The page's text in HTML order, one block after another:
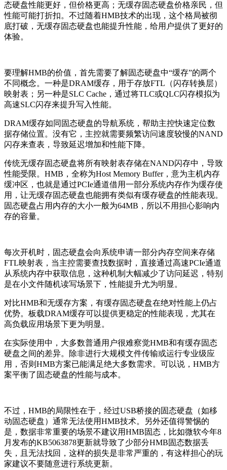
态硬盘性能更好，但价格更高；无缓存固态硬盘价格亲民，但
性能可能打折扣。不过随着HMB技术的出现，这个格局被彻
底打破，无缓存固态硬盘也能提升性能，给用户提供了更好的
体验。
要理解HMB的价值，首先需要了解固态硬盘中“缓存”的两个
不同概念。一种是DRAM缓存，用于存放FTL（闪存转换层）
映射表；另一种是SLC Cache，通过将TLC或QLC闪存模拟为
高速SLC闪存来提升写入性能。
DRAM缓存如同固态硬盘的导航系统，帮助主控快速定位数
据存储位置。没有它，主控就需要频繁访问速度较慢的NAND
闪存来查表，导致延迟增加和性能下降。
传统无缓存固态硬盘将所有映射表存储在NAND闪存中，导致
性能受限。HMB，全称为Host Memory Buffer，意为主机内存
缓冲区，也就是通过PCIe通道借用一部分系统内存作为缓存使
用，让无缓存固态硬盘也能拥有类似有缓存硬盘的性能表现。
固态硬盘占用内存的大小一般为64MB，所以不用担心影响内
存的容量。
每次开机时，固态硬盘会向系统申请一部分内存空间来存储
FTL映射表，当主控需要查找数据时，直接通过高速PCIe通道
从系统内存中获取信息，这种机制大幅减少了访问延迟，特别
是在小文件随机读写场景下，性能提升尤为明显。
对比HMB和无缓存方案，有缓存固态硬盘在绝对性能上仍占
优势。板载DRAM缓存可以提供更稳定的性能表现，尤其在
高负载应用场景下更为明显。
在实际使用中，大多数普通用户很难察觉HMB和有缓存固态
硬盘之间的差异。除非进行大规模文件传输或运行专业级应
用，否则HMB方案已能满足绝大多数需求。可以说，HMB方
案平衡了固态硬盘的性能与成本。
不过，HMB的局限性在于，经过USB桥接的固态硬盘（如移
动固态硬盘）通常无法使用HMB技术。另外还值得警惕的
是，数据非常重要的场景不建议用HMB固态，比如微软今年8
月发布的KB5063878更新就导致了少部分HMB固态数据丢
失，且无法找回，这样的损失是非常严重的，有这样担心的玩
家建议不要随意进行系统更新。